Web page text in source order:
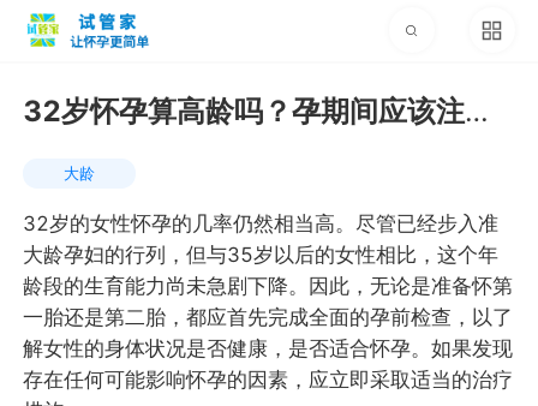
32岁怀孕算高龄吗？孕期间应该注意
大龄
32岁的女性怀孕的几率仍然相当高。尽管已经步入准
大龄孕妇的行列，但与35岁以后的女性相比，这个年
龄段的生育能力尚未急剧下降。因此，无论是准备怀第
一胎还是第二胎，都应首先完成全面的孕前检查，以了
解女性的身体状况是否健康，是否适合怀孕。如果发现
存在任何可能影响怀孕的因素，应立即采取适当的治疗